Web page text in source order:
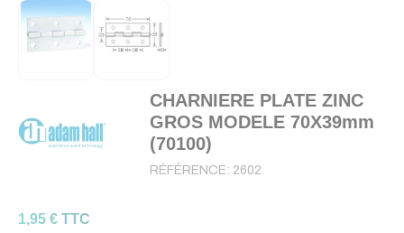
CHARNIERE PLATE ZINC
GROS MODELE 70X39mm
(70100)
RÉFÉRENCE: 2602
1,95 € TTC